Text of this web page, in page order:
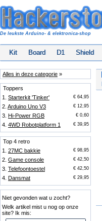
De leukste Arduino- & elektronica-shop
Kit Board D1 Shield
Alles in deze categorie »
Toppers
1. Starterkit 'Tinker' € 64,95
2. Arduino Uno V3 € 12,95
3. Hi-Power RGB € 0,60
4. 4WD Robotplatform 1 € 39,95
Top 4 retro
1. 27MC bakkie € 98,95
2. Game console € 42,50
3. Telefoontoestel € 42,50
4. Dansmat € 29,95
Niet gevonden wat u zocht?
Welk artikel mist u nog op onze
site? Ik mis: